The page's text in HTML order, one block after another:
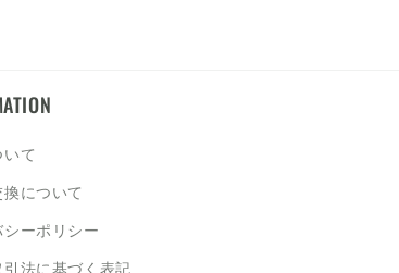
て
について
シーポリシー
引法に基づく表記